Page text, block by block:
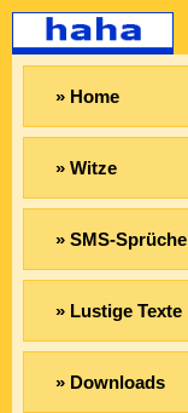
» Home
» Witze
» SMS-Sprüche
» Lustige Texte
» Downloads